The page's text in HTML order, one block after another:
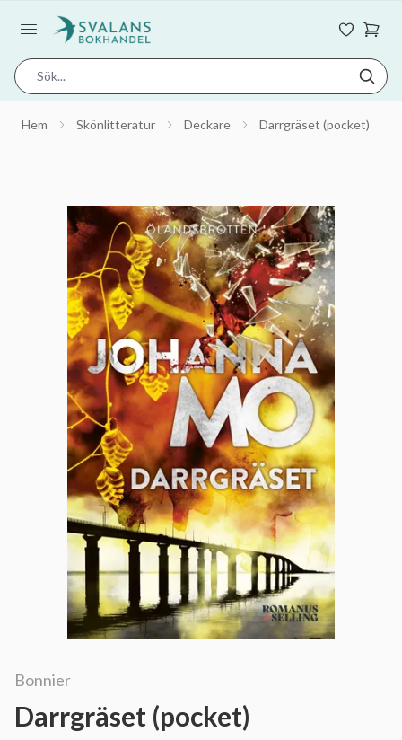
Hem Skönlitteratur Deckare Darrgräset (pocket)
Bonnier
Darrgräset (pocket)